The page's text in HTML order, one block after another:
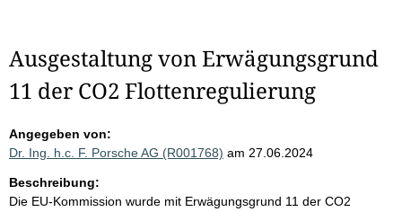
Ausgestaltung von Erwägungsgrund
11 der CO2 Flottenregulierung
Angegeben von:
Dr. Ing. h.c. F. Porsche AG (R001768) am 27.06.2024
Beschreibung:
Die EU-Kommission wurde mit Erwägungsgrund 11 der CO2